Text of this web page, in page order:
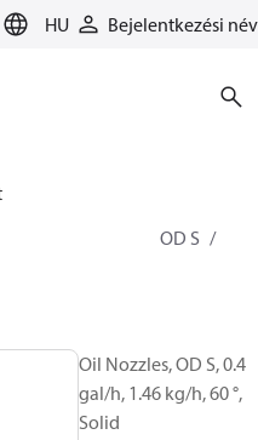
HU Bejelentkezési név
Fűtés
OD B / OD H / OD S
Oil Nozzles, OD S, 0.4
gal/h, 1.46 kg/h, 60 °,
Solid